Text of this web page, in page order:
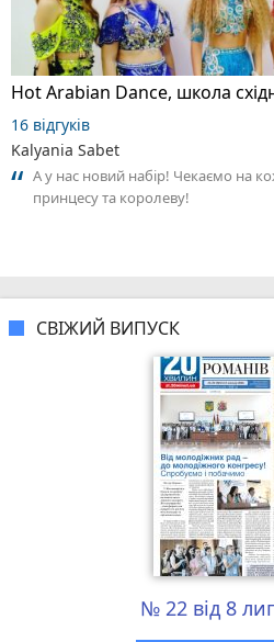
16 відгуків
Kalyania Sabet
А у нас новий набір! Чекаємо на
принцесу та королеву!
СВІЖИЙ ВИПУСК
№ 22 від 8